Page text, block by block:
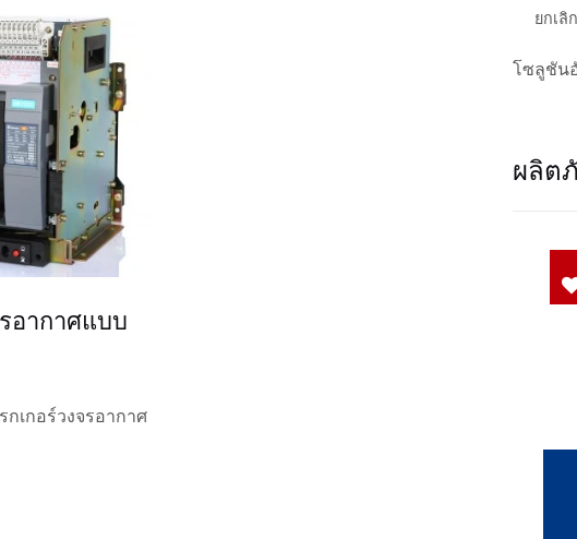
อากาศแบบ
กเกอร์วงจรอากาศ
ยกเลิ
โซลูชัน
ผลิต
พื้นฐาน